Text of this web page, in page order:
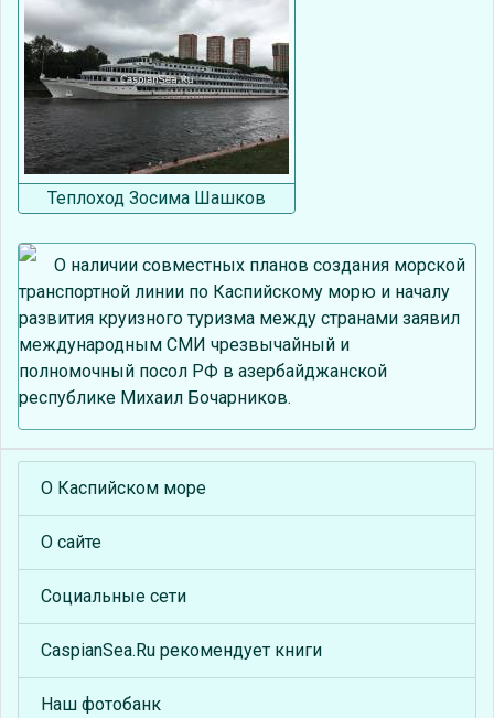
Теплоход Зосима Шашков
О наличии совместных планов создания морской
транспортной линии по Каспийскому морю и началу
развития круизного туризма между странами заявил
международным СМИ чрезвычайный и
полномочный посол РФ в азербайджанской
республике Михаил Бочарников.
О Каспийском море
О сайте
Социальные сети
CaspianSea.Ru рекомендует книги
Наш фотобанк